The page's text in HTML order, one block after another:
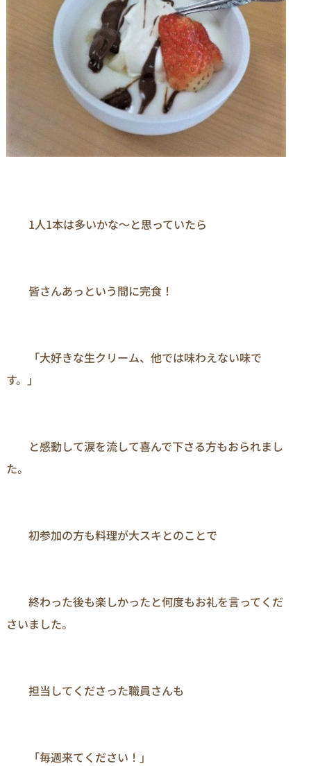
1人1本は多いかな～と思っていたら
皆さんあっという間に完食！
「大好きな生クリーム、他では味わえない味で
す。」
と感動して涙を流して喜んで下さる方もおられまし
た。
初参加の方も料理が大スキとのことで
終わった後も楽しかったと何度もお礼を言ってくだ
さいました。
担当してくださった職員さんも
「毎週来てください！」